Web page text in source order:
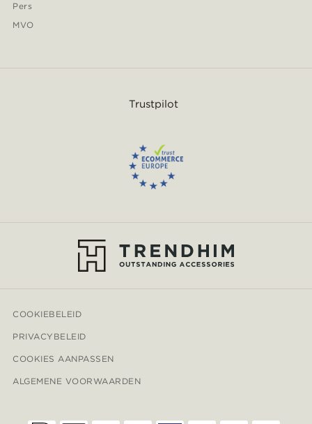
Pers
MVO
Trustpilot
COOKIEBELEID
PRIVACYBELEID
COOKIES AANPASSEN
ALGEMENE VOORWAARDEN